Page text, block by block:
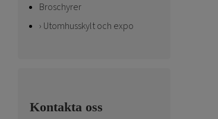
Broschyrer
Utomhusskylt och expo
Kontakta oss